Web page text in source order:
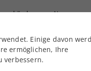
News
Über unsEinige davon
ermöglichen, Ihre
verbessern.